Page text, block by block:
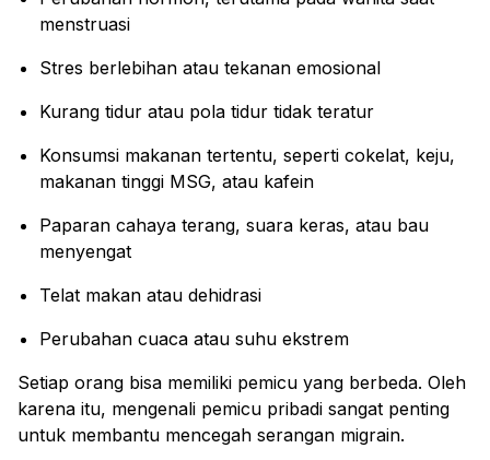
menstruasi
Stres berlebihan atau tekanan emosional
Kurang tidur atau pola tidur tidak teratur
Konsumsi makanan tertentu, seperti cokelat, keju,
makanan tinggi MSG, atau kafein
Paparan cahaya terang, suara keras, atau bau
menyengat
Telat makan atau dehidrasi
Perubahan cuaca atau suhu ekstrem
Setiap orang bisa memiliki pemicu yang berbeda. Oleh
karena itu, mengenali pemicu pribadi sangat penting
untuk membantu mencegah serangan migrain.